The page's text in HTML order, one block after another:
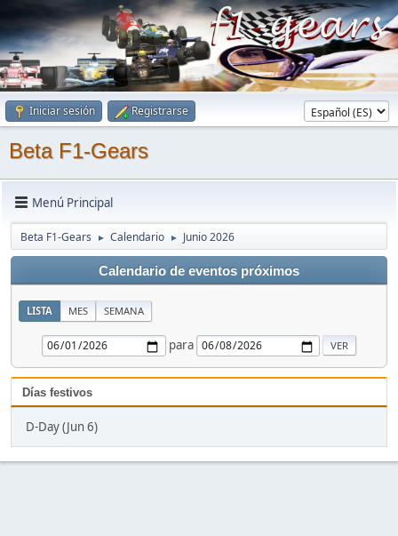
Iniciar sesión Registrarse
Beta F1-Gears
Menú Principal
Beta F1-Gears ► Calendario ► Junio 2026
Calendario de eventos próximos
LISTA MES SEMANA
para
Días festivos
D-Day (Jun 6)